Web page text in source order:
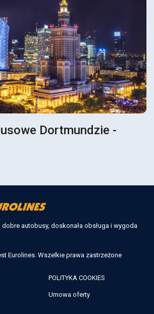
Dortmundzie -
dobre autobusy, doskonała obsługa i wygoda
Eurolines. Wszelkie prawa zastrzeżone
POLITYKA COOKIES
Umowa oferty